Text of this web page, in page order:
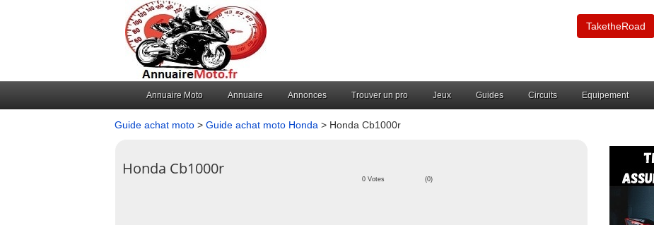
TaketheRoad
Annuaire Moto Annuaire Annonces Trouver un pro Jeux Guides Circuits Equipement
Guide achat moto > Guide achat moto Honda > Honda Cb1000r
Honda Cb1000r
0 Votes (0)